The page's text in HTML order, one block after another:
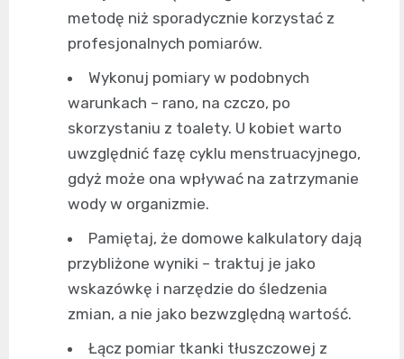
metodę niż sporadycznie korzystać z
profesjonalnych pomiarów.
Wykonuj pomiary w podobnych
warunkach – rano, na czczo, po
skorzystaniu z toalety. U kobiet warto
uwzględnić fazę cyklu menstruacyjnego,
gdyż może ona wpływać na zatrzymanie
wody w organizmie.
Pamiętaj, że domowe kalkulatory dają
przybliżone wyniki – traktuj je jako
wskazówkę i narzędzie do śledzenia
zmian, a nie jako bezwzględną wartość.
Łącz pomiar tkanki tłuszczowej z